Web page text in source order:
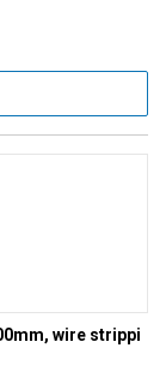
wire strippi